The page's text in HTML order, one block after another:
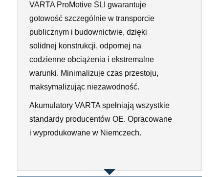
VARTA ProMotive SLI gwarantuje
gotowość szczególnie w transporcie
publicznym i budownictwie, dzięki
solidnej konstrukcji, odpornej na
codzienne obciążenia i ekstremalne
warunki. Minimalizuje czas przestoju,
maksymalizując niezawodność.
Akumulatory VARTA spełniają wszystkie
standardy producentów OE. Opracowane
i wyprodukowane w Niemczech.